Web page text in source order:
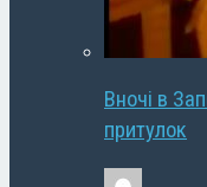
Вночі в
притулок